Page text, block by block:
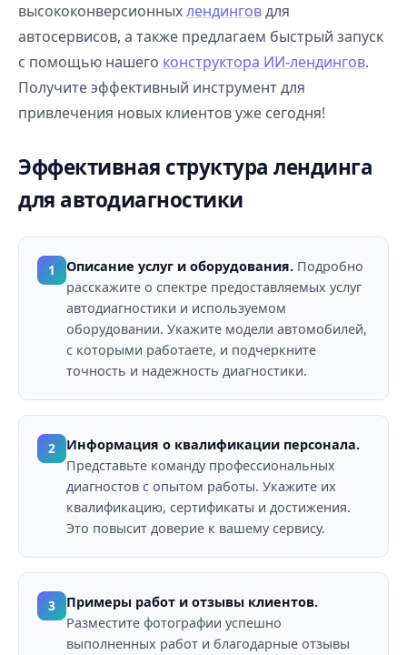
высококонверсионныхлендинговдля
автосервисов, а также предлагаем быстрый запуск
с помощью нашего конструктора ИИ-лендингов.
Получите эффективный инструмент для
привлечения новых клиентов уже сегодня!
Эффективная структура лендинга
для автодиагностики
1 Описание услуг и оборудования. Подробно
расскажите о спектре предоставляемых услуг
автодиагностики и используемом
оборудовании. Укажите модели автомобилей,
с которыми работаете, и подчеркните
точность и надежность диагностики.
2
Информация о квалификации персонала.
Представьте команду профессиональных
диагностов с опытом работы. Укажите их
квалификацию, сертификаты и достижения.
Это повысит доверие к вашему сервису.
3
Примеры работ и отзывы клиентов.
Разместите фотографии успешно
выполненных работ и благодарные отзывы